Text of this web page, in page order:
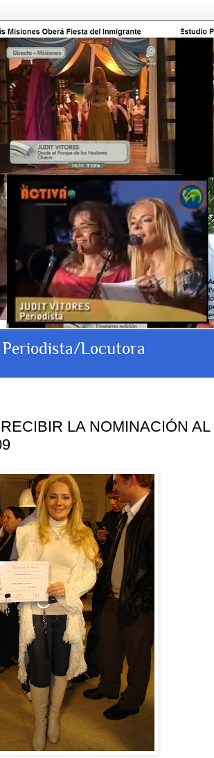
Locutora
LA NOMINACIÓN AL